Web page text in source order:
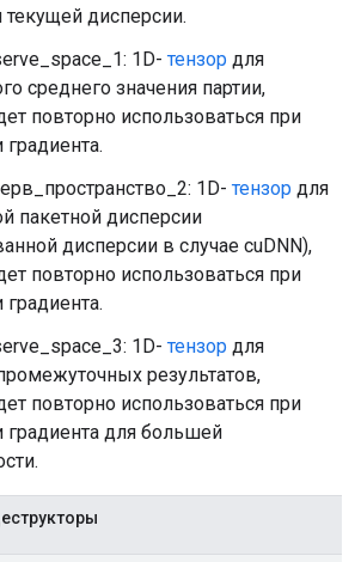
дисперсии.
1D- тензор для
среднего значения партии,
повторно использоваться при
1D- тензор для
пакетной дисперсии
дисперсии в случае cuDNN),
повторно использоваться при
1D- тензор для
результатов,
повторно использоваться при
градиента для большей